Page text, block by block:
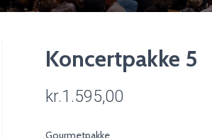
Koncertpakke 5
kr.1.595,00
Gourmetpakke